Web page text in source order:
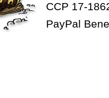
CCP 17-
PayPal